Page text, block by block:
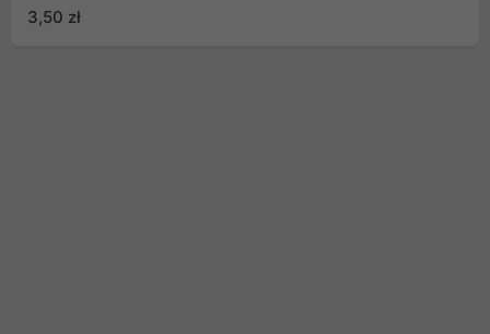
Passed
3,50 zł